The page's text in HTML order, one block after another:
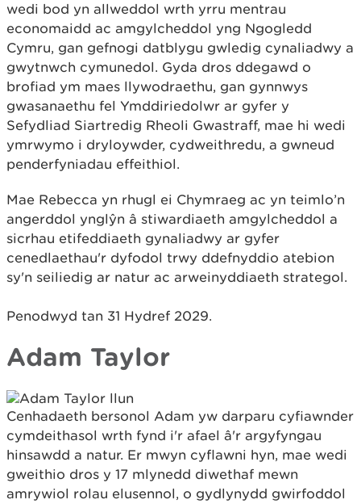
wedi bod yn allweddol wrth yrru mentrau
economaidd ac amgylcheddol yng Ngogledd
Cymru, gan gefnogi datblygu gwledig cynaliadwy a
gwytnwch cymunedol. Gyda dros ddegawd o
brofiad ym maes llywodraethu, gan gynnwys
gwasanaethu fel Ymddiriedolwr ar gyfer y
Sefydliad Siartredig Rheoli Gwastraff, mae hi wedi
ymrwymo i dryloywder, cydweithredu, a gwneud
penderfyniadau effeithiol.
Mae Rebecca yn rhugl ei Chymraeg ac yn teimlo’n
angerddol ynglŷn â stiwardiaeth amgylcheddol a
sicrhau etifeddiaeth gynaliadwy ar gyfer
cenedlaethau'r dyfodol trwy ddefnyddio atebion
sy'n seiliedig ar natur ac arweinyddiaeth strategol.
Penodwyd tan 31 Hydref 2029.
Adam Taylor
Cenhadaeth bersonol Adam yw darparu cyfiawnder
cymdeithasol wrth fynd i'r afael â'r argyfyngau
hinsawdd a natur. Er mwyn cyflawni hyn, mae wedi
gweithio dros y 17 mlynedd diwethaf mewn
amrywiol rolau elusennol, o gydlynydd gwirfoddol